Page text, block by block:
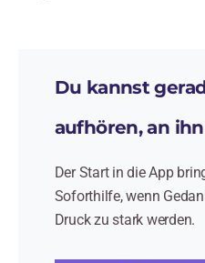
Du kannst
aufhören, an
Der Start in die App
Soforthilfe, wenn
Druck zu stark werden.